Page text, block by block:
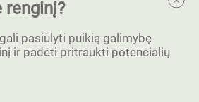
renginį?
pasiūlyti puikią galimybę
ir padėti pritraukti potencialių